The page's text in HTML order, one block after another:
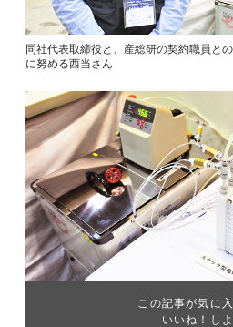
同社代表取締役と、産総研の契約職員と
に努める西当さん
この記事が気に
いいね！しよ